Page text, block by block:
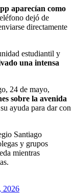
aparecían como
dejó de
directamente
estudiantil y
una intensa
24 de mayo,
sobre la avenida
ayuda para dar con
Santiago
y grupos
mientras
2026